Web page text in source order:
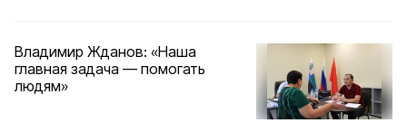
Владимир Жданов: «Наша
главная задача — помогать
людям»